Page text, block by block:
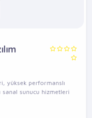
yüksek performanslı
sanal sunucu hizmetleri